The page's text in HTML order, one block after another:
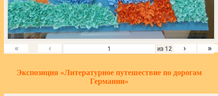
« ‹ из 12 › »
Экспозиция «Литературное путешествие по дорогам
Германии»